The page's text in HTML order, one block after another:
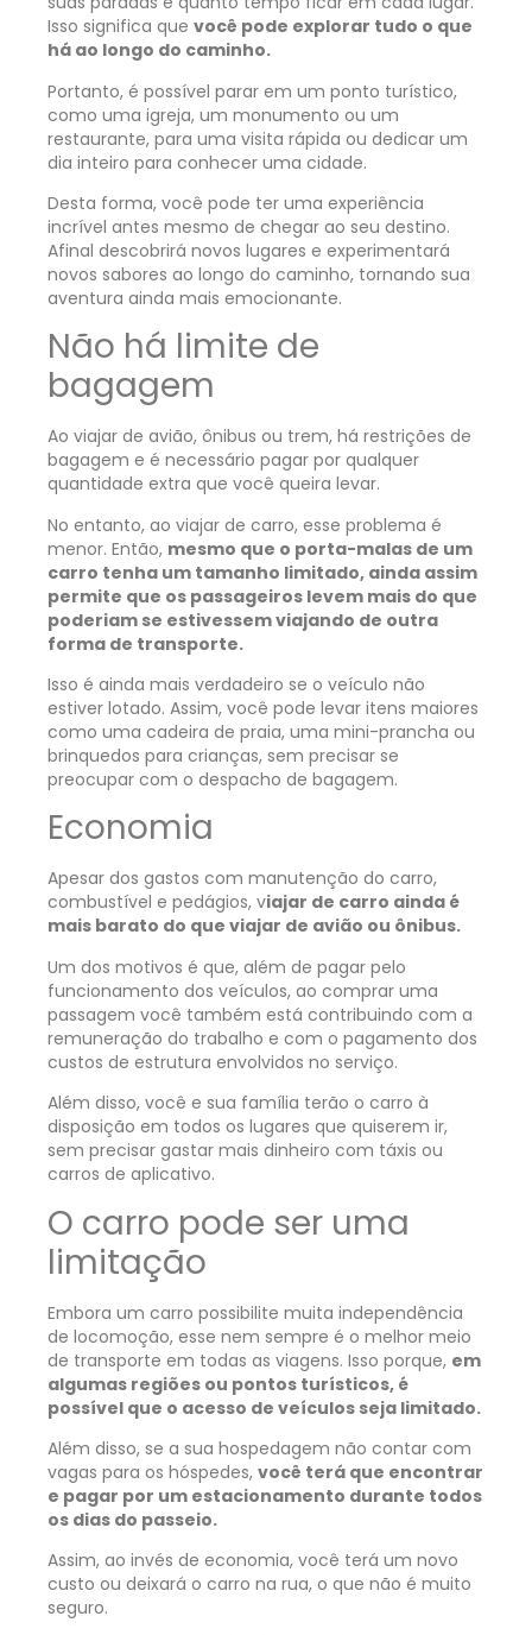
Isso significa que você pode explorar tudo o que
há ao longo do caminho.
Portanto, é possível parar em um ponto turístico,
como uma igreja, um monumento ou um
restaurante, para uma visita rápida ou dedicar um
dia inteiro para conhecer uma cidade.
Desta forma, você pode ter uma experiência
incrível antes mesmo de chegar ao seu destino.
Afinal descobrirá novos lugares e experimentará
novos sabores ao longo do caminho, tornando sua
aventura ainda mais emocionante.
Não há limite de
bagagem
Ao viajar de avião, ônibus ou trem, há restrições de
bagagem e é necessário pagar por qualquer
quantidade extra que você queira levar.
No entanto, ao viajar de carro, esse problema é
menor. Então, mesmo que o porta-malas de um
carro tenha um tamanho limitado, ainda assim
permite que os passageiros levem mais do que
poderiam se estivessem viajando de outra
forma de transporte.
Isso é ainda mais verdadeiro se o veículo não
estiver lotado. Assim, você pode levar itens maiores
como uma cadeira de praia, uma mini-prancha ou
brinquedos para crianças, sem precisar se
preocupar com o despacho de bagagem.
Economia
Apesar dos gastos com manutenção do carro,
combustível e pedágios, viajar de carro ainda é
mais barato do que viajar de avião ou ônibus.
Um dos motivos é que, além de pagar pelo
funcionamento dos veículos, ao comprar uma
passagem você também está contribuindo com a
remuneração do trabalho e com o pagamento dos
custos de estrutura envolvidos no serviço.
Além disso, você e sua família terão o carro à
disposição em todos os lugares que quiserem ir,
sem precisar gastar mais dinheiro com táxis ou
carros de aplicativo.
O carro pode ser uma
limitação
Embora um carro possibilite muita independência
de locomoção, esse nem sempre é o melhor meio
de transporte em todas as viagens. Isso porque, em
algumas regiões ou pontos turísticos, é
possível que o acesso de veículos seja limitado.
Além disso, se a sua hospedagem não contar com
vagas para os hóspedes, você terá que encontrar
e pagar por um estacionamento durante todos
os dias do passeio.
Assim, ao invés de economia, você terá um novo
custo ou deixará o carro na rua, o que não é muito
seguro.